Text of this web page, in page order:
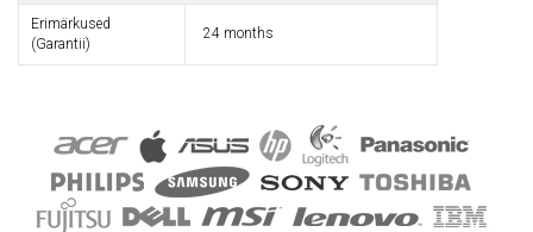
Erimärkused
(Garantii)
24 months